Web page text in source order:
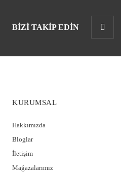
BİZİ TAKİP EDİN
KURUMSAL
Hakkımızda
Bloglar
İletişim
Mağazalarımız